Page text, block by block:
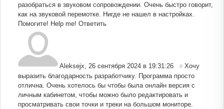
разобраться в звуковом сопровождении. Очень быстро говорит,
как на звуковой перемотке. Нигде не нашел в настройках.
Помогите! Help me! Ответить
Aleksejx 26 сентября 2024 в 19:31:26 # Хочу
выразить благодарность разработчику. Программа просто
отлична. Очень хотелось бы чтобы была онлайн версия с
личным кабинетом, чтобы можно было редактировать и
просматривать свои точки и треки на большом мониторе.